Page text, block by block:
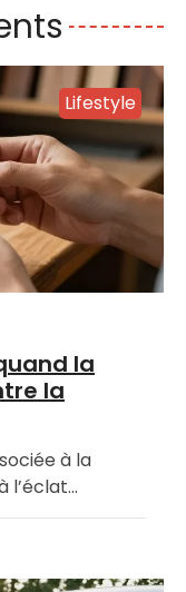
Lifestyle
la
la
à la
l’éclat…